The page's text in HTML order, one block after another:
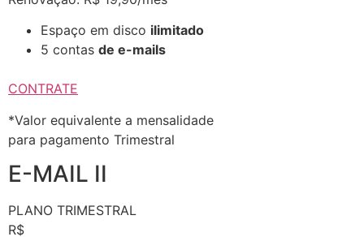
Espaço em disco ilimitado
5 contas de e-mails
CONTRATE
*Valor equivalente a mensalidade
para pagamento Trimestral
E-MAIL II
PLANO TRIMESTRAL
R$